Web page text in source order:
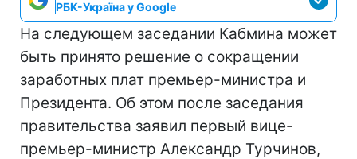
РБК-Україна у Google
На следующем заседании Кабмина может
быть принято решение о сокращении
заработных плат премьер-министра и
Президента. Об этом после заседания
правительства заявил первый вице-
премьер-министр Александр Турчинов,